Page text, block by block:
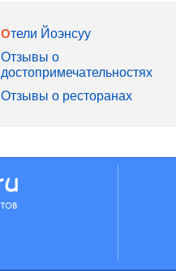
Отели Йоэнсуу
Отзывы о
достопримечательностях
Отзывы о ресторанах